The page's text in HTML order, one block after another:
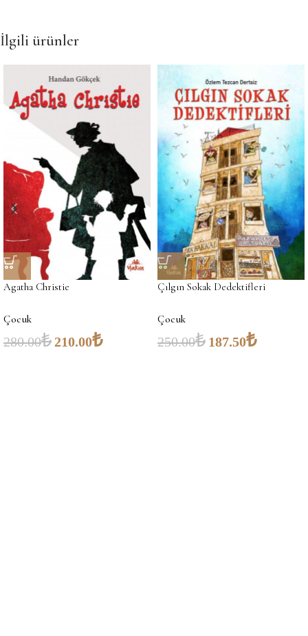
İlgili ürünler
Agatha Christie
Çocuk
280.00₺210.00₺
Çılgın Sokak Dedektifleri
Çocuk
250.00₺ 187.50₺